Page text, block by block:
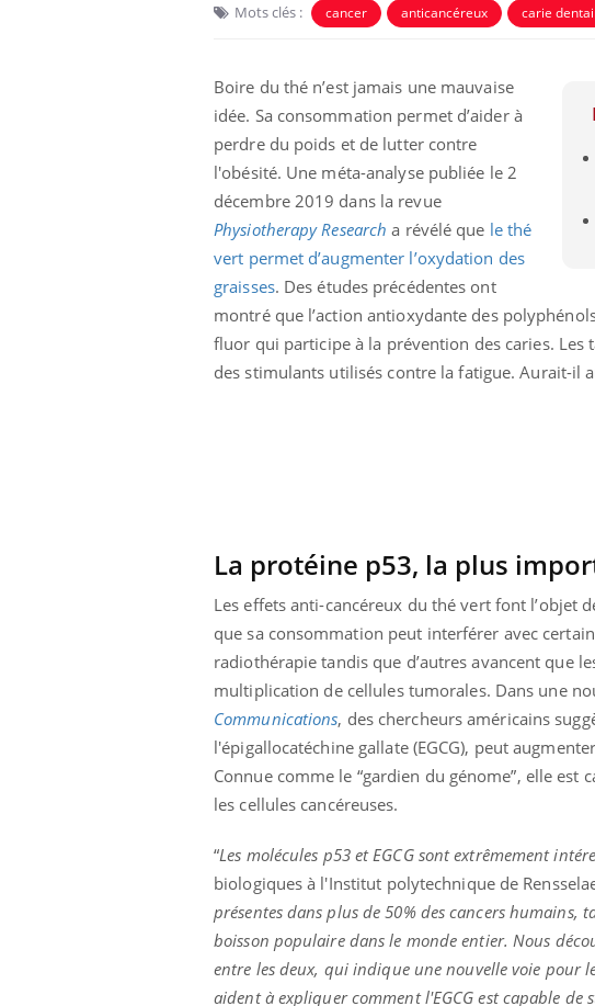
Mots clés : cancer anticancéreux carie
Boire du thé n’est jamais une mauvaise
idée. Sa consommation permet d’aider à
perdre du poids et de lutter contre
l'obésité. Une méta-analyse publiée le 2
décembre 2019 dans la revue
Physiotherapy Research a révélé que le thé
vert permet d’augmenter l’oxydation des
graisses. Des études précédentes ont
montré que l’action antioxydante des
fluor qui participe à la prévention des caries.
des stimulants utilisés contre la fatigue. Aurait-il
La protéine p53, la plus
Les effets anti-cancéreux du thé vert font l’objet
que sa consommation peut interférer avec
radiothérapie tandis que d’autres avancent que
multiplication de cellules tumorales. Dans une
Communications, des chercheurs américains
l'épigallocatéchine gallate (EGCG), peut
Connue comme le “gardien du génome”, elle est
les cellules cancéreuses.
“Les molécules p53 et EGCG sont extrêmement
biologiques à l'Institut polytechnique de
présentes dans plus de 50% des cancers
boisson populaire dans le monde entier. Nous
entre les deux, qui indique une nouvelle voie pour
aident à expliquer comment l'EGCG est capable
COUP DE FOOD sur le diabèteYoutube
Coup de food sur le diabète, c'est votre
nouveau rendez-vous culinaire qui
bouscule les idées reçues ! Dans cet
épisode, une ...
Youtube
Quand
être global
"Les rendez-
qualité de vie au
Docteur reçoivent
directeur ...